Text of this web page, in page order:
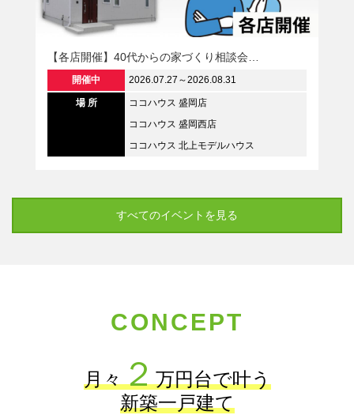
づくり相談会…
屋相談会…
開催中 2026.07.27～
場 所
すべてのイベントを見る
CONCEPT
月々２万円台で叶う
新築一戸建て